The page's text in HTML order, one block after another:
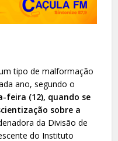
tipo de malformação
ano, segundo o
feira (12), quando se
sobre a
da Divisão de
do Instituto